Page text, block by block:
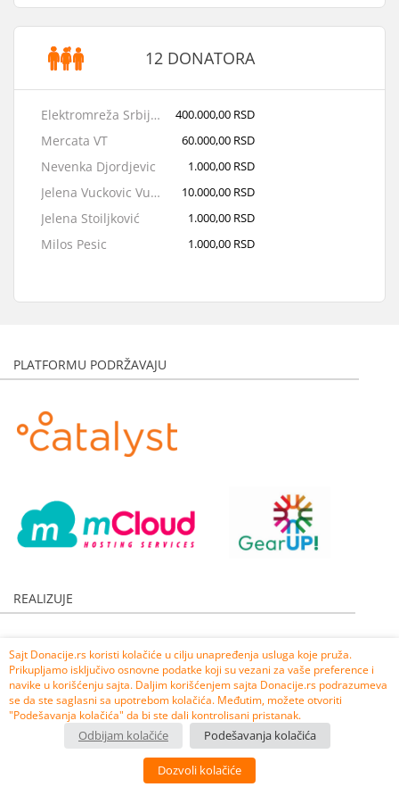
12 DONATORA
Elektromreža Srbije (AD) 400.000,00 RSD
Mercata VT 60.000,00 RSD
Nevenka Djordjevic 1.000,00 RSD
Jelena Vuckovic Vuckovic 10.000,00 RSD
Jelena Stoiljković 1.000,00 RSD
Milos Pesic 1.000,00 RSD
Зоран Шкорић
PLATFORMU PODRŽAVAJU
REALIZUJE
Sajt Donacije.rs koristi kolačiće u cilju unapređenja usluga koje pruža.
Prikupljamo isključivo osnovne podatke koji su vezani za vaše preference i
navike u korišćenju sajta. Daljim korišćenjem sajta Donacije.rs podrazumeva
se da ste saglasni sa upotrebom kolačića. Međutim, možete otvoriti
"Podešavanja kolačića" da bi ste dali kontrolisani pristanak.
Odbijam kolačiće Podešavanja kolačića
Dozvoli kolačiće